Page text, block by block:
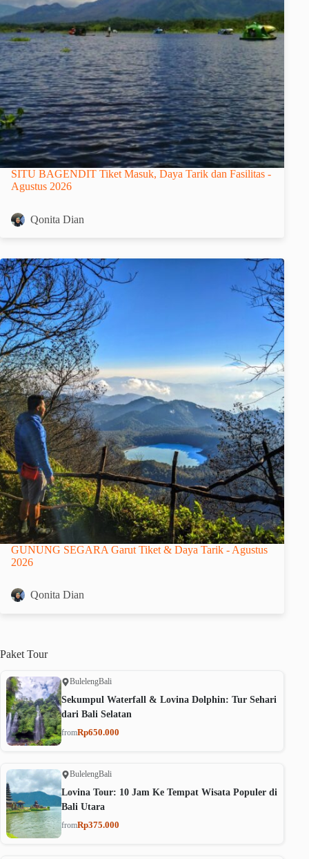
SITU BAGENDIT Tiket Masuk, Daya Tarik dan Fasilitas -
Agustus 2026
Qonita Dian
GUNUNG SEGARA Garut Tiket & Daya Tarik - Agustus
2026
Qonita Dian
Paket Tour
BulelengBali
Sekumpul Waterfall & Lovina Dolphin: Tur Sehari
dari Bali Selatan
fromRp650.000
BulelengBali
Lovina Tour: 10 Jam Ke Tempat Wisata Populer di
Bali Utara
fromRp375.000